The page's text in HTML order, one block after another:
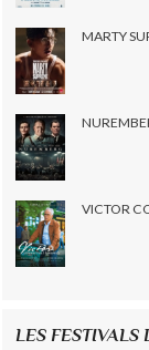
MARTY
VICTOR
LES